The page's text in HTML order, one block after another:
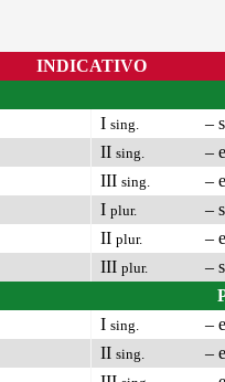
INDICATIVO
I sing.
–
II sing.
–
III sing.
–
I plur.
–
II plur.
–
III plur.
–
I sing.
–
II sing.
–